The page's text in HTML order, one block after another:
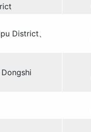
District、